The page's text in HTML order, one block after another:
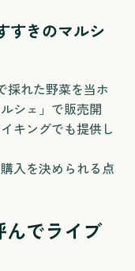
すきのマルシ
採れた野菜を当ホ
シェ」で販売開
キングでも提供し
入を決められる点
んでライブ